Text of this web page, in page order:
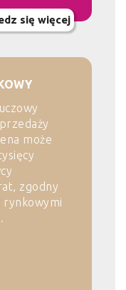
się więcej
może
zgodny
rynkowymi